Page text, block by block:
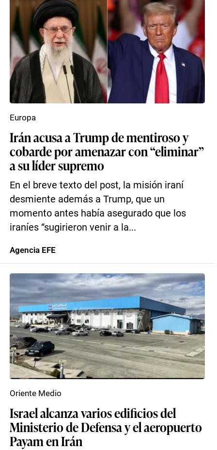
Irán acusa a Trump de mentiroso y
cobarde por amenazar con “eliminar”
a su líder supremo
En el breve texto del post, la misión iraní
desmiente además a Trump, que un
momento antes había asegurado que los
iraníes “sugirieron venir a la...
Europa
Agencia EFE
Israel alcanza varios edificios del
Ministerio de Defensa y el aeropuerto
Payam en Irán
Oriente Medio